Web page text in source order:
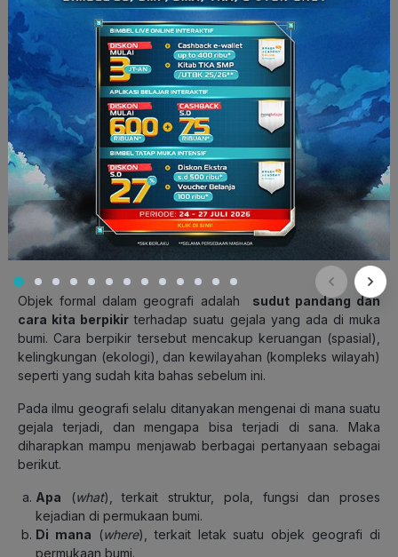
Bencana kekeringan merupakan salah satu objek formal
geografi (Sumber: blog.act.id)
Objek formal dalam geografi adalah sudut pandang dan
cara kita berpikir terhadap suatu gejala yang ada di muka
bumi. Cara berpikir tersebut mencakup keruangan (spasial),
kelingkungan (ekologi), dan kewilayahan (kompleks wilayah)
seperti yang sudah kita bahas sebelum ini.
Pada ilmu geografi selalu ditanyakan mengenai di mana suatu
gejala terjadi, dan mengapa bisa terjadi di sana. Maka
diharapkan mampu menjawab berbagai pertanyaan sebagai
berikut.
Apa (what), terkait struktur, pola, fungsi dan proses
kejadian di permukaan bumi.
Di mana (where), terkait letak suatu objek geografi di
permukaan bumi.